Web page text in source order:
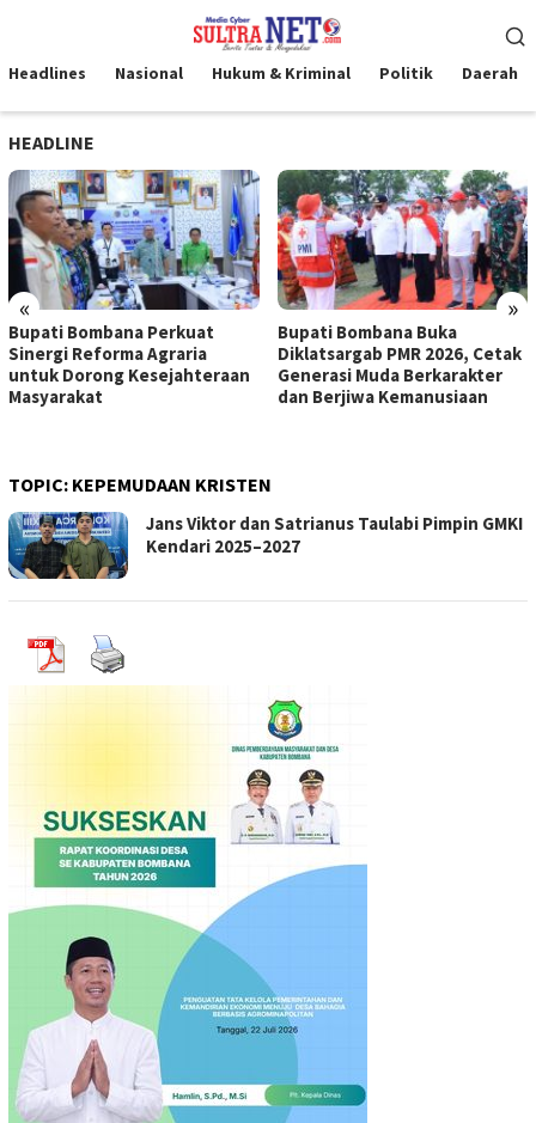
kontenMobile
Headlines Nasional Hukum & Kriminal Politik Daerah
HEADLINE
« »
Bupati Bombana Perkuat
Sinergi Reforma Agraria
untuk Dorong Kesejahteraan
Masyarakat
Bupati Bombana Buka
Diklatsargab PMR 2026, Cetak
Generasi Muda Berkarakter
dan Berjiwa Kemanusiaan
TOPIC: KEPEMUDAAN KRISTEN
Jans Viktor dan Satrianus Taulabi Pimpin GMKI
Kendari 2025–2027